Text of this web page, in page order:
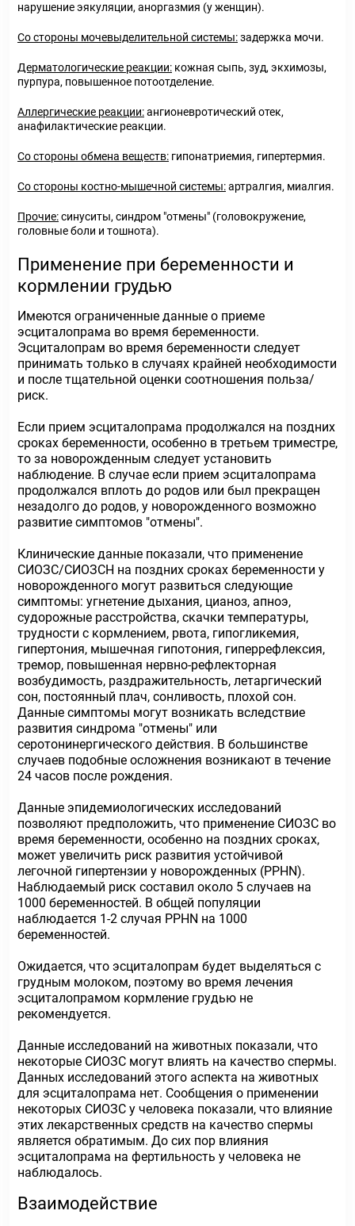
нарушение эякуляции, аноргазмия (у женщин).
Со стороны мочевыделительной системы:задержка мочи.
Дерматологические реакции: кожная сыпь, зуд, экхимозы,
пурпура, повышенное потоотделение.
Аллергические реакции:ангионевротический отек,
анафилактические реакции.
Со стороны обмена веществ: гипонатриемия, гипертермия.
Со стороны костно-мышечной системы:артралгия, миалгия.
Прочие:синуситы, синдром "отмены" (головокружение,
головные боли и тошнота).
Применение при беременности и
кормлении грудью
Имеются ограниченные данные о приеме
эсциталопрама во время беременности.
Эсциталопрам во время беременности следует
принимать только в случаях крайней необходимости
и после тщательной оценки соотношения польза/
риск.
Если прием эсциталопрама продолжался на поздних
сроках беременности, особенно в третьем триместре,
то за новорожденным следует установить
наблюдение. В случае если прием эсциталопрама
продолжался вплоть до родов или был прекращен
незадолго до родов, у новорожденного возможно
развитие симптомов "отмены".
Клинические данные показали, что применение
СИОЗС/СИОЗСН на поздних сроках беременности у
новорожденного могут развиться следующие
симптомы: угнетение дыхания, цианоз, апноэ,
судорожные расстройства, скачки температуры,
трудности с кормлением, рвота, гипогликемия,
гипертония, мышечная гипотония, гиперрефлексия,
тремор, повышенная нервно-рефлекторная
возбудимость, раздражительность, летаргический
сон, постоянный плач, сонливость, плохой сон.
Данные симптомы могут возникать вследствие
развития синдрома "отмены" или
серотонинергического действия. В большинстве
случаев подобные осложнения возникают в течение
24 часов после рождения.
Данные эпидемиологических исследований
позволяют предположить, что применение СИОЗС во
время беременности, особенно на поздних сроках,
может увеличить риск развития устойчивой
легочной гипертензии у новорожденных (PPHN).
Наблюдаемый риск составил около 5 случаев на
1000 беременностей. В общей популяции
наблюдается 1-2 случая PPHN на 1000
беременностей.
Ожидается, что эсциталопрам будет выделяться с
грудным молоком, поэтому во время лечения
эсциталопрамом кормление грудью не
рекомендуется.
Данные исследований на животных показали, что
некоторые СИОЗС могут влиять на качество спермы.
Данных исследований этого аспекта на животных
для эсциталопрама нет. Сообщения о применении
некоторых СИОЗС у человека показали, что влияние
этих лекарственных средств на качество спермы
является обратимым. До сих пор влияния
эсциталопрама на фертильность у человека не
наблюдалось.
Взаимодействие